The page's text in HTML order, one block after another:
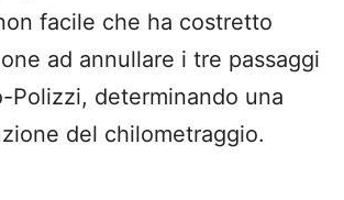
facile che ha costretto
ad annullare i tre passaggi
Polizzi, determinando una
del chilometraggio.